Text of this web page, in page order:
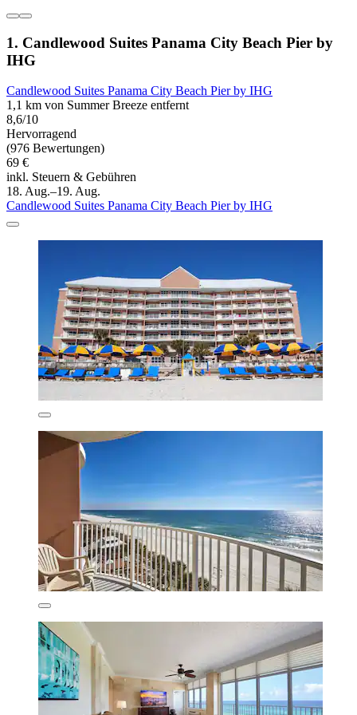
1. Candlewood Suites Panama City Beach Pier by
IHG
Candlewood Suites Panama City Beach Pier by IHG
1,1 km von Summer Breeze entfernt
8,6/10
Hervorragend
(976 Bewertungen)
69 €
inkl. Steuern & Gebühren
18. Aug.–19. Aug.
Candlewood Suites Panama City Beach Pier by IHG